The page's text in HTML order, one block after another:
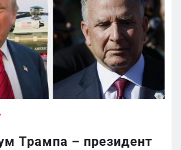
Трампа – президент